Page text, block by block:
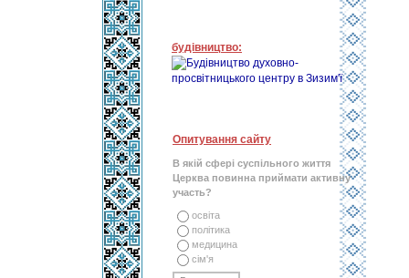
будівництво:
Опитування сайту
В якій сфері суспільного життя
Церква повинна приймати активну
участь?
освіта
політика
медицина
сім'я